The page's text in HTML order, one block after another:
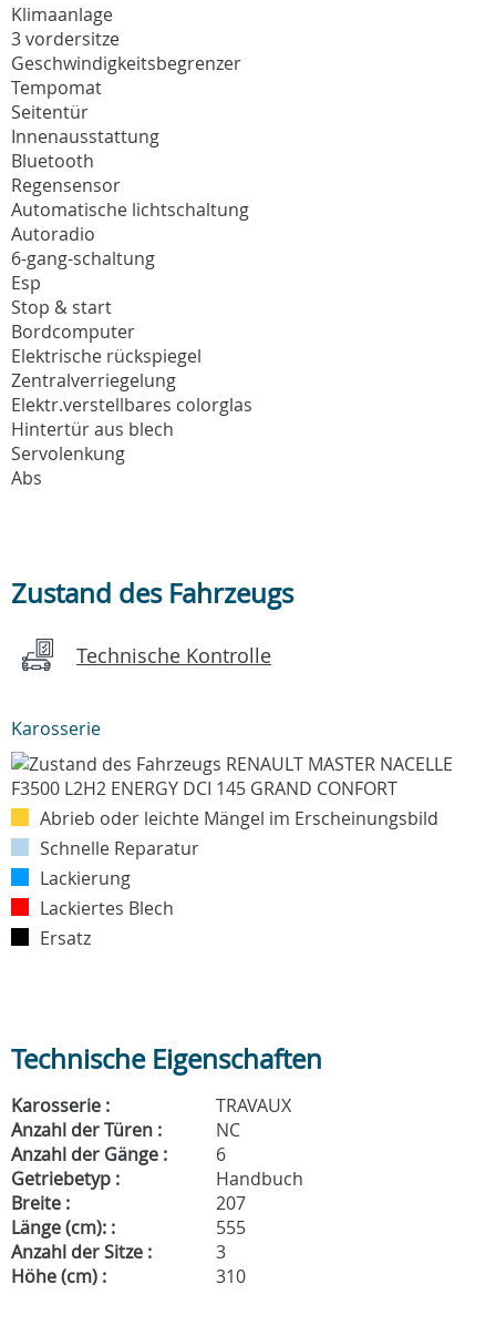
Klimaanlage
3 vordersitze
Geschwindigkeitsbegrenzer
Tempomat
Seitentür
Innenausstattung
Bluetooth
Regensensor
Automatische lichtschaltung
Autoradio
6-gang-schaltung
Esp
Stop & start
Bordcomputer
Elektrische rückspiegel
Zentralverriegelung
Elektr.verstellbares colorglas
Hintertür aus blech
Servolenkung
Abs
Zustand des Fahrzeugs
Technische Kontrolle
Karosserie
Abrieb oder leichte Mängel im Erscheinungsbild
Schnelle Reparatur
Lackierung
Lackiertes Blech
Ersatz
Technische Eigenschaften
Karosserie :
TRAVAUX
Anzahl der Türen :
NC
Anzahl der Gänge :
6
Getriebetyp :
Handbuch
Breite :
207
Länge (cm): :
555
Anzahl der Sitze :
3
Höhe (cm) :
310